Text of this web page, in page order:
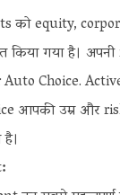
को equity,
किया गया है।
Auto Choice.
आपकी उम्र और